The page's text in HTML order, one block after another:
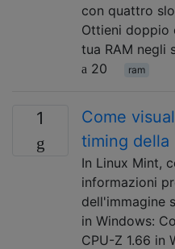
con quattro
Ottieni doppio
tua RAM negli
20
ram
1
Come
timing della
In Linux Mint,
informazioni
dell'immagine
in Windows:
CPU-Z 1.66 in